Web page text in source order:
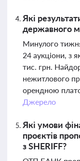
Які
державного
Минулого
24 аукціони, з
тис. грн.
нежитлового
орендною
Джерело
Які умови
проєктів
з SHERIFF?